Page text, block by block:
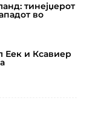
тинејџерот
во
Еек и Ксавиер